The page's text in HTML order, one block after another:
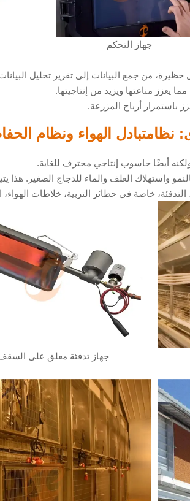
جهاز التحكم
نظامتبادل الهواء ونظام
أيضًا حاسوب إنتاجي محترف للغاية.
واستهلاك العلف والماء للدجاج الصغير. هذا
خاصة في حظائر التربية، خلاطات الهواء،
جهاز تدفئة معلق على